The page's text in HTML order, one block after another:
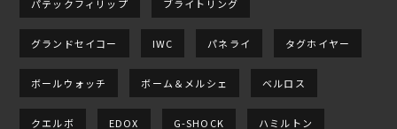
パテックフィリップ ブライトリング
グランドセイコー IWC パネライ タグホイヤー
ボールウォッチ ボーム＆メルシェ ベルロス
クエルボ EDOX G-SHOCK ハミルトン